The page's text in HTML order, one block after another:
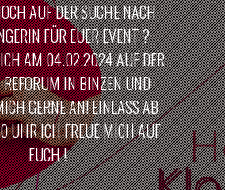
AUF DER SUCHE NACH
FÜR EUER EVENT ?
AM 04.02.2024 AUF DER
IN BINZEN UND
GERNE AN! EINLASS AB
UHR ICH FREUE MICH AUF
EUCH !